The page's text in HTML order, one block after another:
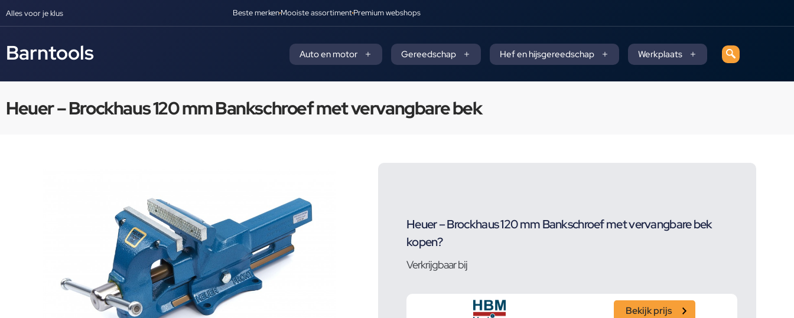
Alles voor je klus Beste merkenMooiste assortimentPremium webshops
Barntools Auto en motor Gereedschap Hef en hijsgereedschap Werkplaats
Heuer – Brockhaus 120 mm Bankschroef met vervangbare bek
Heuer – Brockhaus 120 mm Bankschroef met vervangbare bek
kopen?
Verkrijgbaar bij
Bekijk prijs